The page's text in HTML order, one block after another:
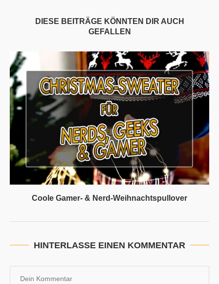
DIESE BEITRÄGE KÖNNTEN DIR AUCH
GEFALLEN
Coole Gamer- & Nerd-Weihnachtspullover
HINTERLASSE EINEN KOMMENTAR